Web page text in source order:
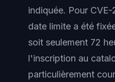
indiquée. Pour
date limite a été
soit seulement 72
l'inscription au
particulièrement